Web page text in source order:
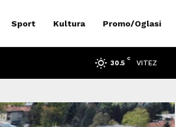
Sport Kultura Promo/Oglasi
30.5
C
VITEZ